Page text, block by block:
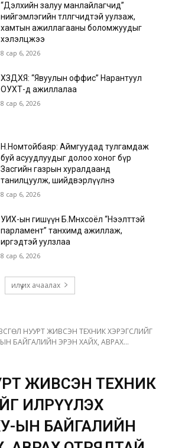
“Дэлхийн залуу манлайлагчид”
нийгэмлэгийн төлөөлөгчидтэй уулзаж,
хамтын ажиллагааны боломжуудыг
хэлэлцжээ
8 сар 6, 2026
ХЗДХЯ: “Явуулын оффис” Нарантуул
ОУХТ-д ажиллалаа
8 сар 6, 2026
Н.Номтойбаяр: Аймгуудад тулгамдаж
буй асуудлуудыг долоо хоног бүр
Засгийн газрын хуралдаанд
танилцуулж, шийдвэрлүүлнэ
8 сар 6, 2026
УИХ-ын гишүүн Б.Мөнхсоёл “Нээлттэй
парламент” танхимд ажиллаж,
иргэдтэй уулзлаа
8 сар 6, 2026
илүү их ачаалах